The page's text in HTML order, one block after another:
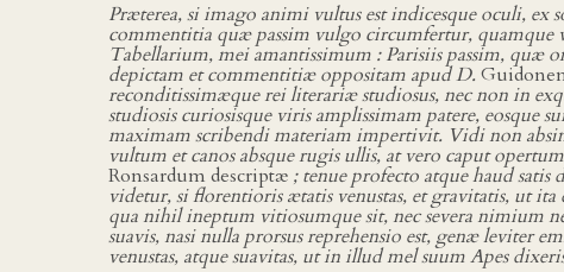
Præterea, si imago animi vultus est indicesque oculi, ex
commentitia quæ passim vulgo circumfertur,
Tabellarium, mei amantissimum : Parisiis passim,
depictam et commentitiæ oppositam apud D.
reconditissimæque rei literariæ studiosus, nec non in
studiosis curiosisque viris amplissimam patere,
maximam scribendi materiam impertivit. Vidi non
vultum et canos absque rugis ullis, at vero caput
Ronsardum descriptæ ; tenue profecto atque haud
videtur, si florentioris ætatis venustas, et gravitatis, ut ita
qua nihil ineptum vitiosumque sit, nec severa nimium
suavis, nasi nulla prorsus reprehensio est, genæ leviter
venustas, atque suavitas, ut in illud mel suum Apes